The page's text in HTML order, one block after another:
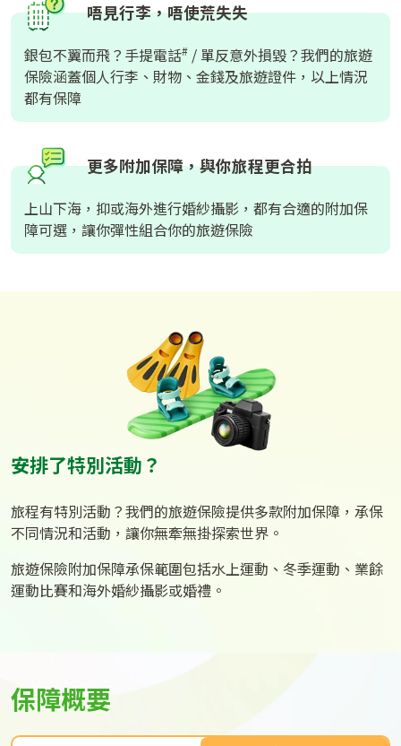
唔見行李，唔使荒失失
銀包不翼而飛？手提電話# / 單反意外損毀？我們的旅遊
保險涵蓋個人行李、財物、金錢及旅遊證件，以上情況
都有保障
更多附加保障，與你旅程更合拍
上山下海，抑或海外進行婚紗攝影，都有合適的附加保
障可選，讓你彈性組合你的旅遊保險
安排了特別活動？
旅程有特別活動？我們的旅遊保險提供多款附加保障，承保
不同情況和活動，讓你無牽無掛探索世界。
旅遊保險附加保障承保範圍包括水上運動、冬季運動、業餘
運動比賽和海外婚紗攝影或婚禮。
保障概要